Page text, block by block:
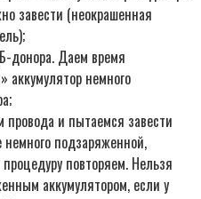
завести (неокрашенная
донора. Даем время
аккумулятор немного
и пытаемся завести
немного подзаряженной,
повторяем. Нельзя
аккумулятором, если у